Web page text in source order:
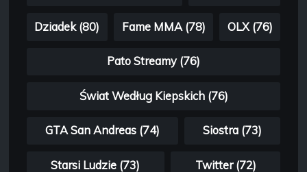
Dziadek (80) Fame MMA (78) OLX (76)
Pato Streamy (76)
Świat Według Kiepskich (76)
GTA San Andreas (74) Siostra (73)
Starsi Ludzie (73) Twitter (72)